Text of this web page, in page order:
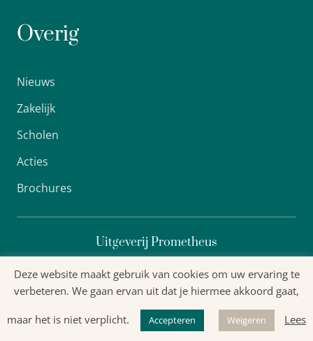
Overig
Nieuws
Zakelijk
Scholen
Acties
Brochures
Uitgeverij Prometheus
Privacyverklaring
Algemene voorwaarden
Deze website maakt gebruik van cookies om uw ervaring te
verbeteren. We gaan ervan uit dat je hiermee akkoord gaat,
maar het is niet verplicht. Accepteren Weigeren Lees